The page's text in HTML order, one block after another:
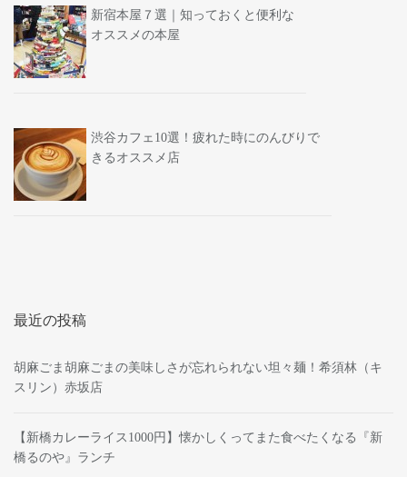
新宿本屋７選｜知っておくと便利な
オススメの本屋
渋谷カフェ10選！疲れた時にのんびりで
きるオススメ店
最近の投稿
胡麻ごま胡麻ごまの美味しさが忘れられない坦々麺！希須林（キ
スリン）赤坂店
【新橋カレーライス1000円】懐かしくってまた食べたくなる『新
橋るのや』ランチ